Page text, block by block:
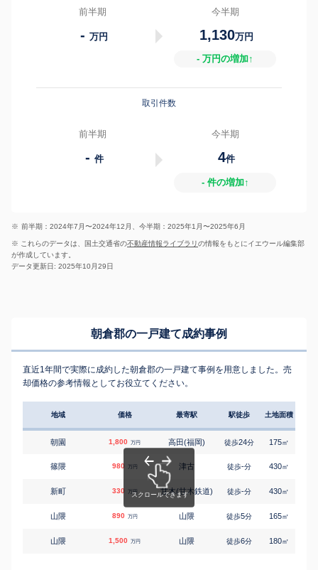
前半期
-万円
今半期
1,130万円
- 万円の増加↑
取引件数
前半期
- 件
今半期
4件
- 件の増加↑
※ 前半期：2024年7月〜2024年12月、今半期：2025年1月〜2025年6月
※ これらのデータは、国土交通省の不動産情報ライブラリの情報をもとにイエウール編集部
が作成しています。
データ更新日: 2025年10月29日
朝倉郡の一戸建て成約事例
直近1年間で実際に成約した朝倉郡の一戸建て事例を用意しました。売
却価格の参考情報としてお役立てください。
地域 価格 最寄駅 駅徒歩 土地面積
朝園 1,800 万円 高田(福岡) 徒歩24分 175㎡
篠隈 980 万円 津古 徒歩-分 430㎡
新町 330 万円 甘木(甘木鉄道) 徒歩-分 430㎡
山隈 890 万円 山隈 徒歩5分 165㎡
山隈 1,500 万円 山隈 徒歩6分 180㎡